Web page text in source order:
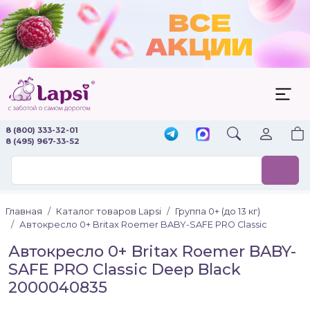
8 (800) 333-32-01
8 (495) 967-33-52
Главная Каталог товаров Lapsi
Группа 0+ (до 13 кг)
Автокресло 0+ Britax Roemer BABY-SAFE PRO Classic
Автокресло 0+ Britax Roemer BABY-
SAFE PRO Classic Deep Black
2000040835